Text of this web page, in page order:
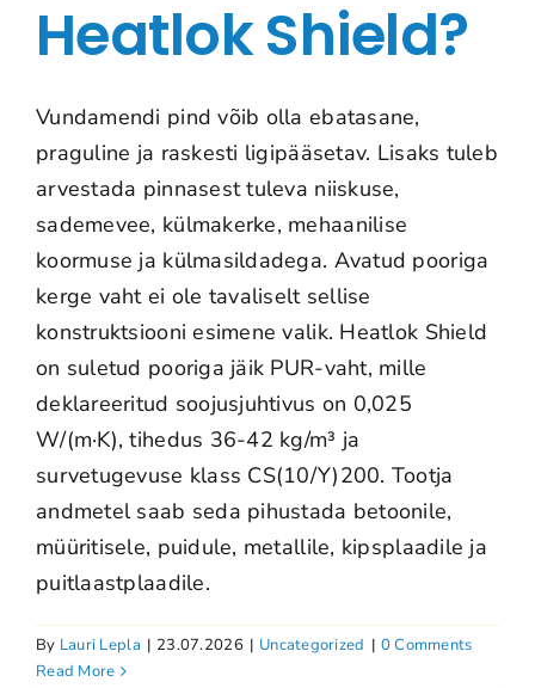
Heatlok Shield?
Vundamendi pind võib olla ebatasane,
praguline ja raskesti ligipääsetav. Lisaks tuleb
arvestada pinnasest tuleva niiskuse,
sademevee, külmakerke, mehaanilise
koormuse ja külmasildadega. Avatud pooriga
kerge vaht ei ole tavaliselt sellise
konstruktsiooni esimene valik. Heatlok Shield
on suletud pooriga jäik PUR-vaht, mille
deklareeritud soojusjuhtivus on 0,025
W/(m·K), tihedus 36-42 kg/m³ ja
survetugevuse klass CS(10/Y)200. Tootja
andmetel saab seda pihustada betoonile,
müüritisele, puidule, metallile, kipsplaadile ja
puitlaastplaadile.
By Lauri Lepla | 23.07.2026 | Uncategorized | 0 Comments
Read More